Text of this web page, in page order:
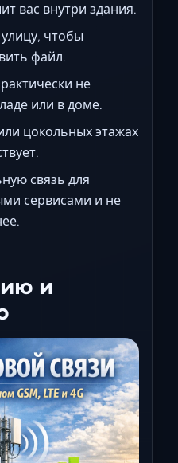
вас внутри здания.
чтобы
файл.
не
или в доме.
цокольных этажах
связь для
сервисами и не
и